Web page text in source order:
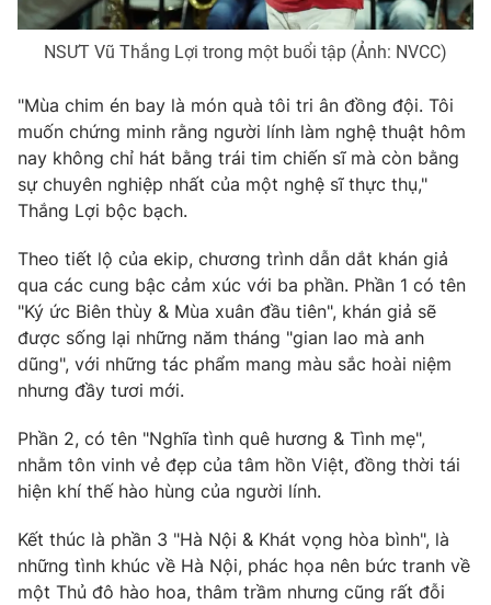
VTV Sức khoẻ Bất động sản
VTV4 Vươn mình bằng AI
VTV9
Liên hệ tòa soạn English
THỜI BÁO VTV
Theo dõi báo trên
Cơ quan báo chí:Thời báo VTV
Giấy phép hoạt động báo in và báo điện tử số 483/GP-BTTTT
cấp ngày 29/12/2023
NSƯT Vũ Thắng Lợi trong một buổi tập (Ảnh: NVCC)
"Mùa chim én bay là món quà tôi tri ân đồng đội. Tôi
muốn chứng minh rằng người lính làm nghệ thuật hôm
nay không chỉ hát bằng trái tim chiến sĩ mà còn bằng
sự chuyên nghiệp nhất của một nghệ sĩ thực thụ,"
Thắng Lợi bộc bạch.
Theo tiết lộ của ekip, chương trình dẫn dắt khán giả
qua các cung bậc cảm xúc với ba phần. Phần 1 có tên
"Ký ức Biên thùy & Mùa xuân đầu tiên", khán giả sẽ
được sống lại những năm tháng "gian lao mà anh
dũng", với những tác phẩm mang màu sắc hoài niệm
nhưng đầy tươi mới.
Phần 2, có tên "Nghĩa tình quê hương & Tình mẹ",
nhằm tôn vinh vẻ đẹp của tâm hồn Việt, đồng thời tái
hiện khí thế hào hùng của người lính.
Kết thúc là phần 3 "Hà Nội & Khát vọng hòa bình", là
những tình khúc về Hà Nội, phác họa nên bức tranh về
một Thủ đô hào hoa, thâm trầm nhưng cũng rất đỗi